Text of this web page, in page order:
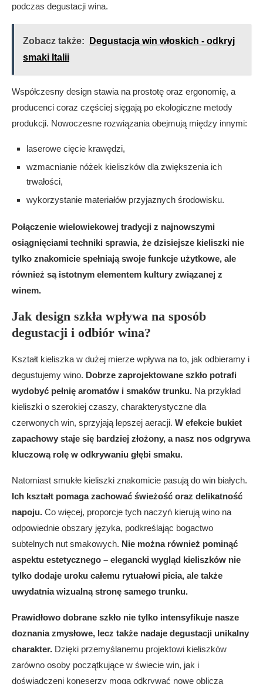
podczas degustacji wina.
Zobacz także:
Degustacja win włoskich - odkryj
smaki Italii
Współczesny design stawia na prostotę oraz ergonomię, a
producenci coraz częściej sięgają po ekologiczne metody
produkcji. Nowoczesne rozwiązania obejmują między innymi:
laserowe cięcie krawędzi,
wzmacnianie nóżek kieliszków dla zwiększenia ich
trwałości,
wykorzystanie materiałów przyjaznych środowisku.
Połączenie wielowiekowej tradycji z najnowszymi
osiągnięciami techniki sprawia, że dzisiejsze kieliszki nie
tylko znakomicie spełniają swoje funkcje użytkowe, ale
również są istotnym elementem kultury związanej z
winem.
Jak design szkła wpływa na sposób
degustacji i odbiór wina?
Kształt kieliszka w dużej mierze wpływa na to, jak odbieramy i
degustujemy wino. Dobrze zaprojektowane szkło potrafi
wydobyć pełnię aromatów i smaków trunku. Na przykład
kieliszki o szerokiej czaszy, charakterystyczne dla
czerwonych win, sprzyjają lepszej aeracji. W efekcie bukiet
zapachowy staje się bardziej złożony, a nasz nos odgrywa
kluczową rolę w odkrywaniu głębi smaku.
Natomiast smukłe kieliszki znakomicie pasują do win białych.
Ich kształt pomaga zachować świeżość oraz delikatność
napoju. Co więcej, proporcje tych naczyń kierują wino na
odpowiednie obszary języka, podkreślając bogactwo
subtelnych nut smakowych. Nie można również pominąć
aspektu estetycznego – elegancki wygląd kieliszków nie
tylko dodaje uroku całemu rytuałowi picia, ale także
uwydatnia wizualną stronę samego trunku.
Prawidłowo dobrane szkło nie tylko intensyfikuje nasze
doznania zmysłowe, lecz także nadaje degustacji unikalny
charakter. Dzięki przemyślanemu projektowi kieliszków
zarówno osoby początkujące w świecie win, jak i
doświadczeni koneserzy mogą odkrywać nowe oblicza